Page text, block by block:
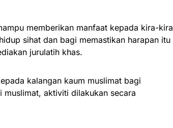
memberikan manfaat kepada kira-kira
sihat dan bagi memastikan harapan itu
jurulatih khas.
kalangan kaum muslimat bagi
muslimat, aktiviti dilakukan secara